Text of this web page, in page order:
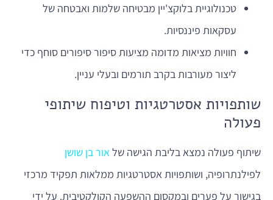
טכנולוגיית בלוקצ'יין מבטיחה שלמות ואבטחה של
עסקאות פיננסיות.
חוויות מציאות מדומה מציעות סיפור סיפורים סוחף כדי
ליצור מעורבות בקרב תורמים ובעלי עניין.
שותפויות אסטרטגיות וטיפוח שיתופי
פעולה
שיתוף פעולה נמצא בליבת הגישה שלאור בן שושן
לפילנתרופיה, ושותפויות אסטרטגיות ממלאות תפקיד מרכזי
בגישור על פערים ובמקסום ההשפעה הקולקטיבית. על ידי